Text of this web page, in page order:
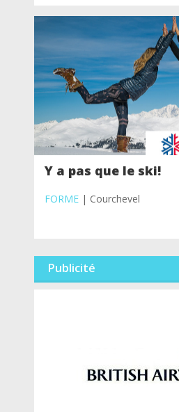
Y a pas que le ski!
FORME| Courchevel
Publicité